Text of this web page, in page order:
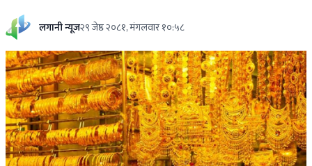
लगानी न्यूज२९ जेष्ठ २०८१, मंगलवार १०:५८